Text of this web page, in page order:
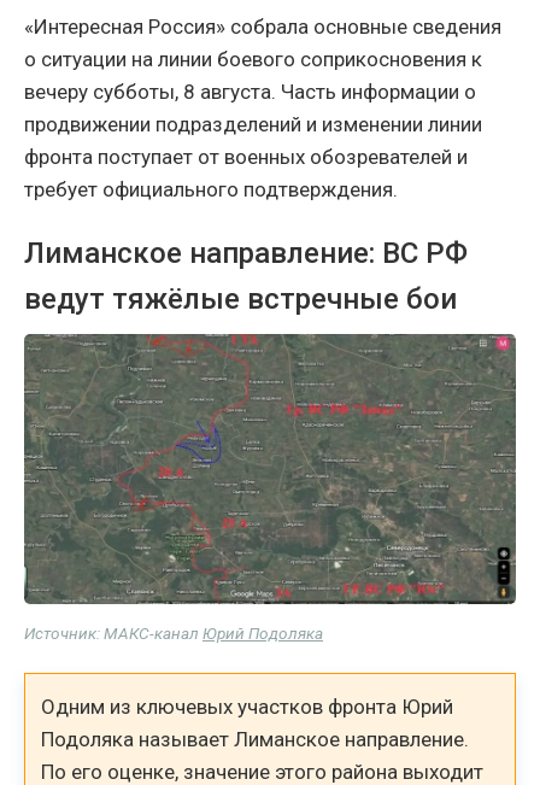
«Интересная Россия» собрала основные сведения
о ситуации на линии боевого соприкосновения к
вечеру субботы, 8 августа. Часть информации о
продвижении подразделений и изменении линии
фронта поступает от военных обозревателей и
требует официального подтверждения.
Лиманское направление: ВС РФ
ведут тяжёлые встречные бои
Источник: МАКС-канал Юрий Подоляка
Одним из ключевых участков фронта Юрий
Подоляка называет Лиманское направление.
По его оценке, значение этого района выходит